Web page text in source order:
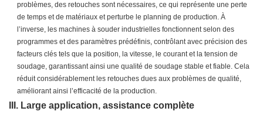
problèmes, des retouches sont nécessaires, ce qui représente une perte
de temps et de matériaux et perturbe le planning de production. À
l’inverse, les machines à souder industrielles fonctionnent selon des
programmes et des paramètres prédéfinis, contrôlant avec précision des
facteurs clés tels que la position, la vitesse, le courant et la tension de
soudage, garantissant ainsi une qualité de soudage stable et fiable. Cela
réduit considérablement les retouches dues aux problèmes de qualité,
améliorant ainsi l’efficacité de la production.
III. Large application, assistance complète